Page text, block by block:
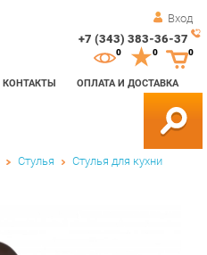
Вход
+7 (343) 383-36-37
КОНТАКТЫ ОПЛАТА И ДОСТАВКА
0 0
Стулья Стулья для кухни